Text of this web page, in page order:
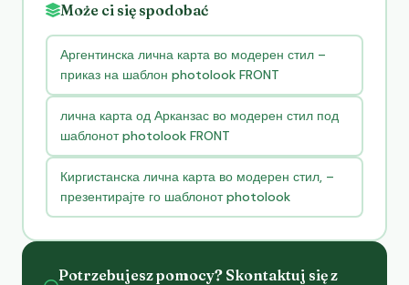
Może ci się spodobać
Аргентинска лична карта во модерен стил –
приказ на шаблон photolook FRONT
лична карта од Арканзас во модерен стил под
шаблонот photolook FRONT
Киргистанска лична карта во модерен стил, –
презентирајте го шаблонот photolook
Potrzebujesz pomocy? Skontaktuj się z